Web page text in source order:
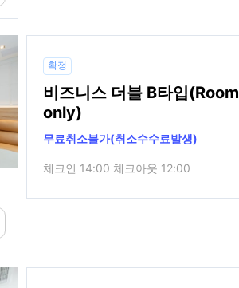
확정
비즈니스 더블 B타입(Room
only)
무료취소불가(취소수수료발생)
체크인 14:00 체크아웃 12:00